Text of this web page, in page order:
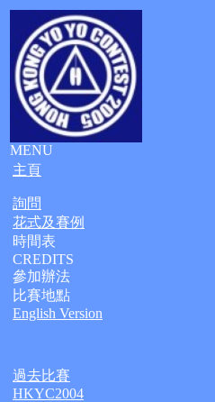
MENU
主頁
詢問
花式及賽例
時間表
CREDITS
參加辦法
比賽地點
English Version
過去比賽
HKYC2004